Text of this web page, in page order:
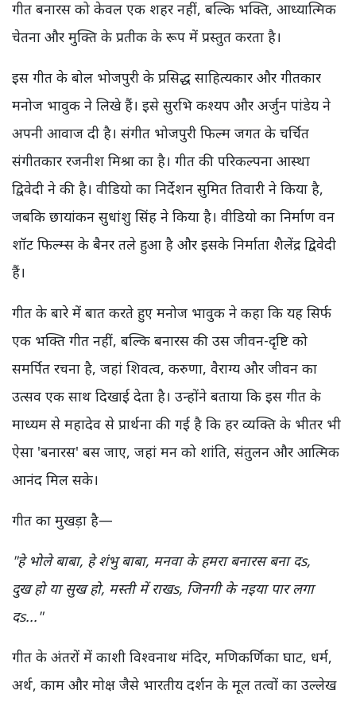
गीत बनारस को केवल एक शहर नहीं, बल्कि भक्ति, आध्यात्मिक
चेतना और मुक्ति के प्रतीक के रूप में प्रस्तुत करता है।
इस गीत के बोल भोजपुरी के प्रसिद्ध साहित्यकार और गीतकार
मनोज भावुक ने लिखे हैं। इसे सुरभि कश्यप और अर्जुन पांडेय ने
अपनी आवाज दी है। संगीत भोजपुरी फिल्म जगत के चर्चित
संगीतकार रजनीश मिश्रा का है। गीत की परिकल्पना आस्था
द्विवेदी ने की है। वीडियो का निर्देशन सुमित तिवारी ने किया है,
जबकि छायांकन सुधांशु सिंह ने किया है। वीडियो का निर्माण वन
शॉट फिल्म्स के बैनर तले हुआ है और इसके निर्माता शैलेंद्र द्विवेदी
हैं।
गीत के बारे में बात करते हुए मनोज भावुक ने कहा कि यह सिर्फ
एक भक्ति गीत नहीं, बल्कि बनारस की उस जीवन-दृष्टि को
समर्पित रचना है, जहां शिवत्व, करुणा, वैराग्य और जीवन का
उत्सव एक साथ दिखाई देता है। उन्होंने बताया कि इस गीत के
माध्यम से महादेव से प्रार्थना की गई है कि हर व्यक्ति के भीतर भी
ऐसा 'बनारस' बस जाए, जहां मन को शांति, संतुलन और आत्मिक
आनंद मिल सके।
गीत का मुखड़ा है—
"हे भोले बाबा, हे शंभु बाबा, मनवा के हमरा बनारस बना दs,
दुख हो या सुख हो, मस्ती में राखs, जिनगी के नइया पार लगा
दs..."
गीत के अंतरों में काशी विश्वनाथ मंदिर, मणिकर्णिका घाट, धर्म,
अर्थ, काम और मोक्ष जैसे भारतीय दर्शन के मूल तत्वों का उल्लेख